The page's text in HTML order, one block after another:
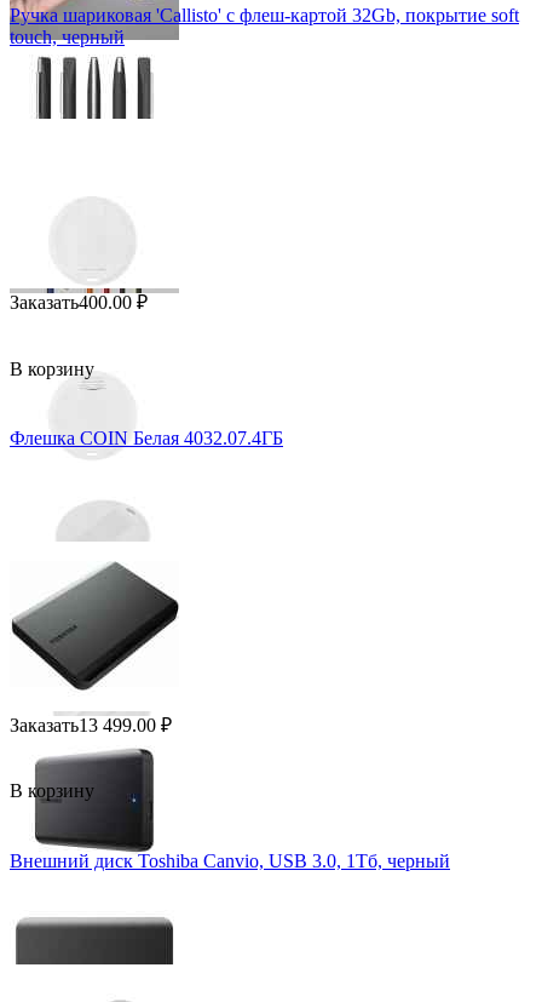
Ручка шариковая 'Callisto' с флеш-картой 32Gb, покрытие soft
touch, черный
Заказать400.00 ₽
В корзину
Флешка COIN Белая 4032.07.4ГБ
Заказать13 499.00 ₽
В корзину
Внешний диск Toshiba Canvio, USB 3.0, 1Тб, черный